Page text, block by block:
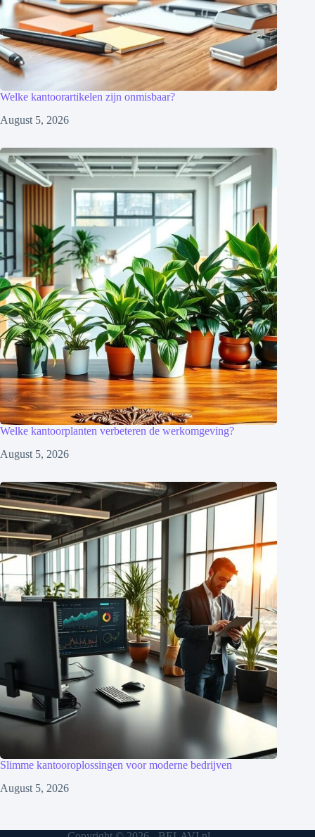
Welke kantoorartikelen zijn onmisbaar?
August 5, 2026
Welke kantoorplanten verbeteren de werkomgeving?
August 5, 2026
Slimme kantooroplossingen voor moderne bedrijven
August 5, 2026